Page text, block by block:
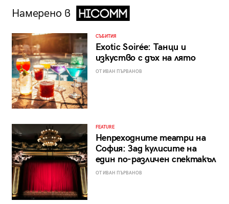
Намерено в
СЪБИТИЯ
Exotic Soirée: Танци и
изкуство с дъх на лято
ОТ ИВАН ПЪРВАНОВ
FEATURE
Непреходните театри на
София: Зад кулисите на
един по-различен спектакъл
ОТ ИВАН ПЪРВАНОВ